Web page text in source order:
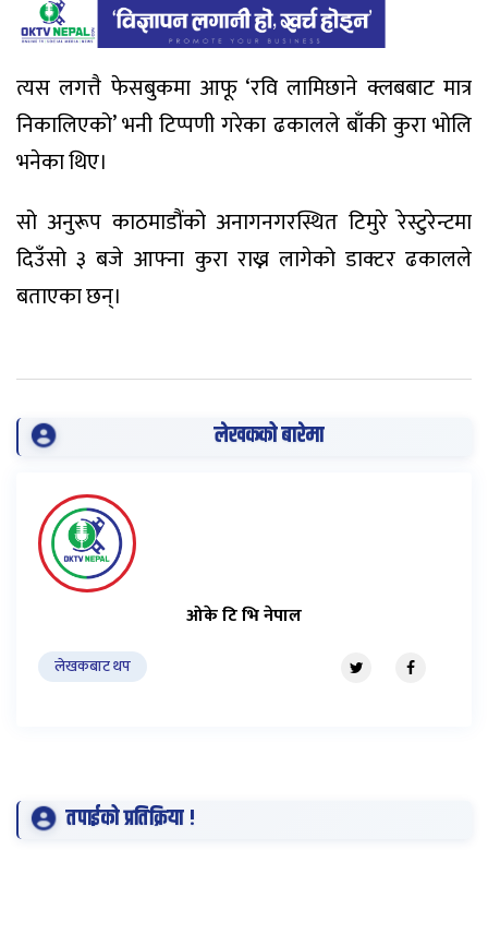
त्यस लगत्तै फेसबुकमा आफू ‘रवि लामिछाने क्लबबाट मात्र
निकालिएको’ भनी टिप्पणी गरेका ढकालले बाँकी कुरा भोलि
भनेका थिए।
सो अनुरूप काठमाडौंको अनागनगरस्थित टिमुरे रेस्टुरेन्टमा
दिउँसो ३ बजे आफ्ना कुरा राख्न लागेको डाक्टर ढकालले
बताएका छन्।
लेखकको बारेमा
ओके टि भि नेपाल
लेखकबाट थप
तपाईको प्रतिक्रिया !